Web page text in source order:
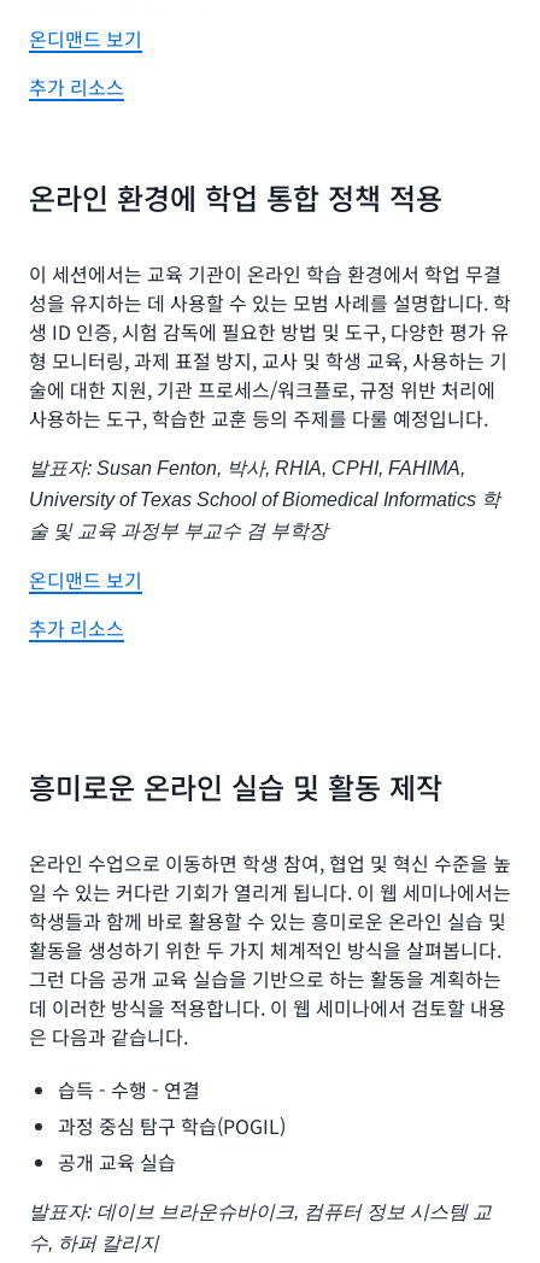
온디맨드 보기
추가 리소스
온라인 환경에 학업 통합 정책 적용
이 세션에서는 교육 기관이 온라인 학습 환경에서 학업 무결
성을 유지하는 데 사용할 수 있는 모범 사례를 설명합니다. 학
생 ID 인증, 시험 감독에 필요한 방법 및 도구, 다양한 평가 유
형 모니터링, 과제 표절 방지, 교사 및 학생 교육, 사용하는 기
술에 대한 지원, 기관 프로세스/워크플로, 규정 위반 처리에
사용하는 도구, 학습한 교훈 등의 주제를 다룰 예정입니다.
발표자: Susan Fenton, 박사, RHIA, CPHI, FAHIMA,
University of Texas School of Biomedical Informatics 학
술 및 교육 과정부 부교수 겸 부학장
온디맨드 보기
추가 리소스
흥미로운 온라인 실습 및 활동 제작
온라인 수업으로 이동하면 학생 참여, 협업 및 혁신 수준을 높
일 수 있는 커다란 기회가 열리게 됩니다. 이 웹 세미나에서는
학생들과 함께 바로 활용할 수 있는 흥미로운 온라인 실습 및
활동을 생성하기 위한 두 가지 체계적인 방식을 살펴봅니다.
그런 다음 공개 교육 실습을 기반으로 하는 활동을 계획하는
데 이러한 방식을 적용합니다. 이 웹 세미나에서 검토할 내용
은 다음과 같습니다.
습득 - 수행 - 연결
과정 중심 탐구 학습(POGIL)
공개 교육 실습
발표자: 데이브 브라운슈바이크, 컴퓨터 정보 시스템 교
수, 하퍼 칼리지